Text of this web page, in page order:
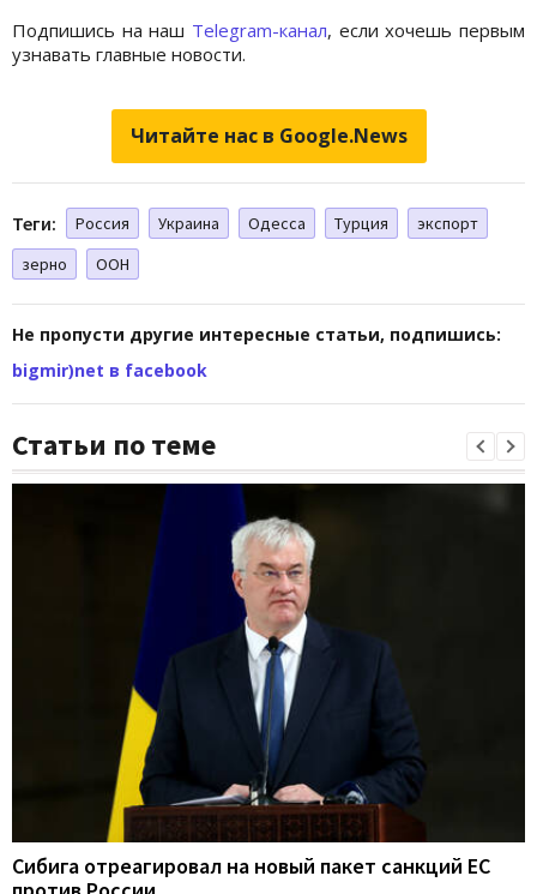
Подпишись на наш Telegram-канал, если хочешь первым
узнавать главные новости.
Читайте нас в Google.News
Теги: Россия Украина Одесса Турция
экспорт
зерно
ООН
Не пропусти другие интересные статьи, подпишись:
bigmir)net в facebook
Статьи по теме
Сибига отреагировал на новый пакет санкций ЕС